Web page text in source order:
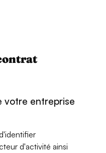
votre entreprise
d'activité ainsi